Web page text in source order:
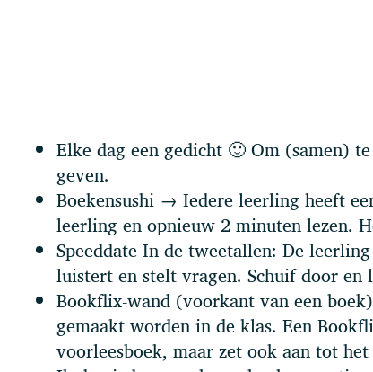
Elke dag een gedicht 🙂 Om (samen)
geven.
Boekensushi → Iedere leerling heeft
leerling en opnieuw 2 minuten lezen.
Speeddate In de tweetallen: De
luistert en stelt vragen. Schuif door en
Bookflix-wand (voorkant van een
gemaakt worden in de klas. Een
voorleesboek, maar zet ook aan tot